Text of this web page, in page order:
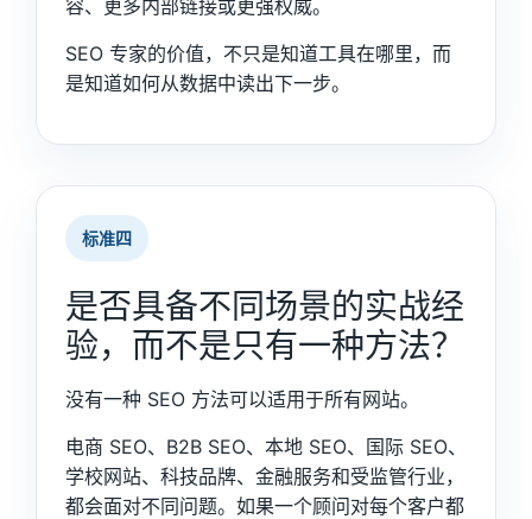
容、更多内部链接或更强权威。
SEO 专家的价值，不只是知道工具在哪里，而
是知道如何从数据中读出下一步。
标准四
是否具备不同场景的实战经
验，而不是只有一种方法？
没有一种 SEO 方法可以适用于所有网站。
电商 SEO、B2B SEO、本地 SEO、国际 SEO、
学校网站、科技品牌、金融服务和受监管行业，
都会面对不同问题。如果一个顾问对每个客户都